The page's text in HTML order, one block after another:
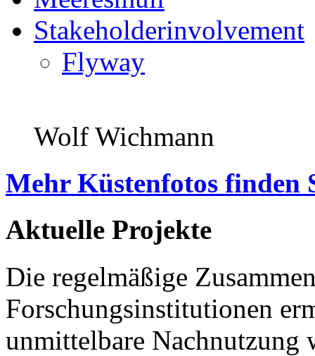
Stakeholderinvolvement
Flyway
Wolf Wichmann
Mehr Küstenfotos finden
Aktuelle Projekte
Die regelmäßige
Forschungsinstitutionen
unmittelbare Nachnutzung